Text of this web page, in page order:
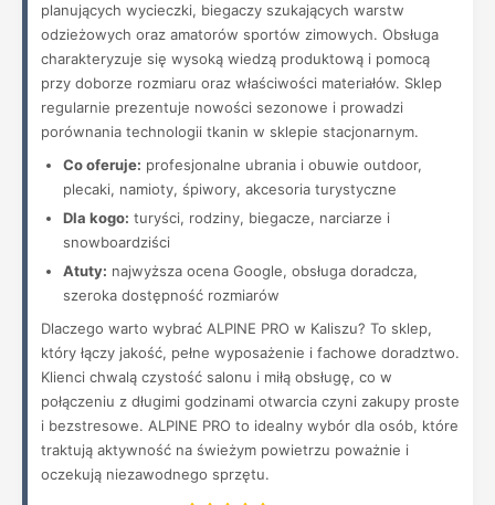
planujących wycieczki, biegaczy szukających warstw
odzieżowych oraz amatorów sportów zimowych. Obsługa
charakteryzuje się wysoką wiedzą produktową i pomocą
przy doborze rozmiaru oraz właściwości materiałów. Sklep
regularnie prezentuje nowości sezonowe i prowadzi
porównania technologii tkanin w sklepie stacjonarnym.
Co oferuje: profesjonalne ubrania i obuwie outdoor,
plecaki, namioty, śpiwory, akcesoria turystyczne
Dla kogo: turyści, rodziny, biegacze, narciarze i
snowboardziści
Atuty: najwyższa ocena Google, obsługa doradcza,
szeroka dostępność rozmiarów
Dlaczego warto wybrać ALPINE PRO w Kaliszu? To sklep,
który łączy jakość, pełne wyposażenie i fachowe doradztwo.
Klienci chwalą czystość salonu i miłą obsługę, co w
połączeniu z długimi godzinami otwarcia czyni zakupy proste
i bezstresowe. ALPINE PRO to idealny wybór dla osób, które
traktują aktywność na świeżym powietrzu poważnie i
oczekują niezawodnego sprzętu.